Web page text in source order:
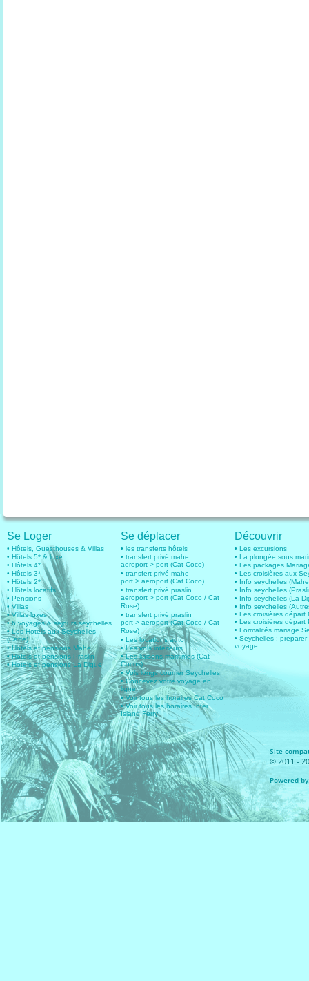
Se Loger
• Hôtels, Guesthouses & Villas
• Hôtels 5* & luxe
• Hôtels 4*
• Hôtels 3*
• Hôtels 2*
• Hôtels locatifs
• Pensions
• Villas
• Villas luxes
• 6 voyages & sejours seychelles
• Les Hotels aux Seychelles
(Carte)
• Hotels et pensions Mahe
• Hotels et pensions Praslin
• Hotels et pensions La Digue
Se déplacer
• les transferts hôtels
• transfert privé mahe
aeroport > port (Cat Coco)
• transfert privé mahe
port > aeroport (Cat Coco)
• transfert privé praslin
aeroport > port (Cat Coco / Cat
Rose)
• transfert privé praslin
port > aeroport (Cat Coco / Cat
Rose)
• Les locations auto
• Les vols intérieurs
• Les liaisons maritimes (Cat
Cocos)
• Vols longs courrier Seychelles
• Concevez votre voyage en
ligne
• Voir tous les horaires Cat Coco
• Voir tous les horaires Inter
Island Ferry
Découvrir
• Les excursions
• La plongée sous
• Les packages
• Les croisières aux
• Info seychelles
• Info seychelles
• Info seychelles (La
• Info seychelles
• Les croisières départ
• Les croisières départ
• Formalités mariage
• Seychelles : preparer
voyage
Site
© 2011 -
Powered by